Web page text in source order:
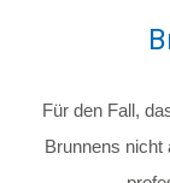
Für den Fall,
Brunnens nicht